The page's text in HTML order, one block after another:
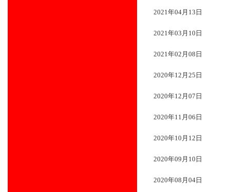
2021年04月13日
2021年03月10日
2021年02月08日
2020年12月25日
2020年12月07日
2020年11月06日
2020年10月12日
2020年09月10日
2020年08月04日